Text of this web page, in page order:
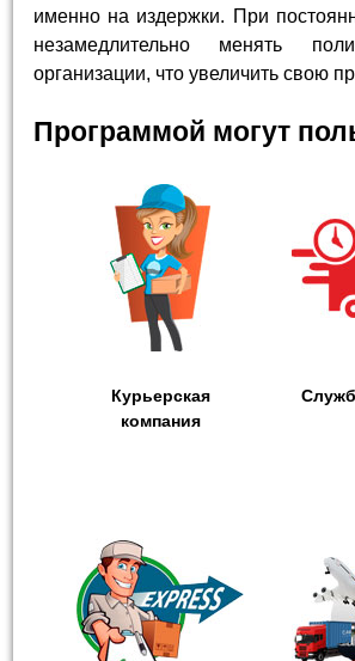
именно на издержки. При
незамедлительно менять
организации, что увеличить свою
Программой могут
Курьерская
компания